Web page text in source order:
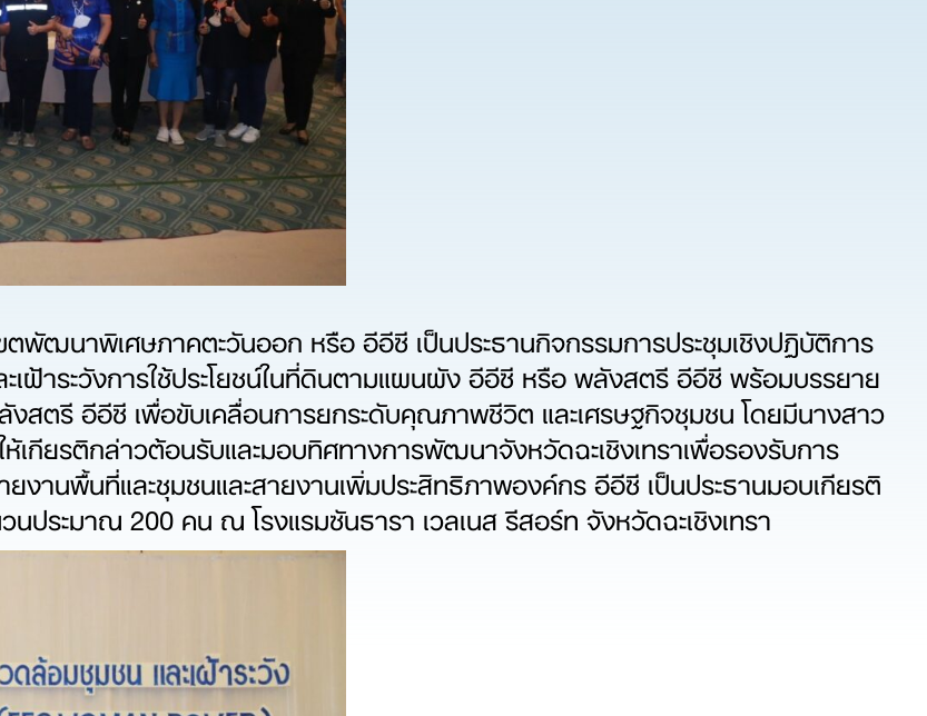
พัฒนาพิเศษภาคตะวันออก หรือ อีอีซี เป็นประธานกิจกรรมการประชุมเชิงปฏิบัติการ
เฝ้าระวังการใช้ประโยชน์ในที่ดินตามแผนผัง อีอีซี หรือ พลังสตรี อีอีซี พร้อมบรรยาย
สตรี อีอีซี เพื่อขับเคลื่อนการยกระดับคุณภาพชีวิต และเศรษฐกิจชุมชน โดยมีนางสาว
เกียรติกล่าวต้อนรับและมอบทิศทางการพัฒนาจังหวัดฉะเชิงเทราเพื่อรองรับการ
นพื้นที่และชุมชนและสายงานเพิ่มประสิทธิภาพองค์กร อีอีซี เป็นประธานมอบเกียรติ
ประมาณ 200 คน ณ โรงแรมซันธารา เวลเนส รีสอร์ท จังหวัดฉะเชิงเทรา